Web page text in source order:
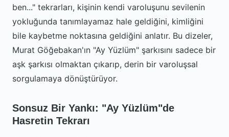
ben..." tekrarları, kişinin kendi varoluşunu sevilenin
yokluğunda tanımlayamaz hale geldiğini, kimliğini
bile kaybetme noktasına geldiğini anlatır. Bu dizeler,
Murat Göğebakan'ın "Ay Yüzlüm" şarkısını sadece bir
aşk şarkısı olmaktan çıkarıp, derin bir varoluşsal
sorgulamaya dönüştürüyor.
Sonsuz Bir Yankı: "Ay Yüzlüm"de
Hasretin Tekrarı